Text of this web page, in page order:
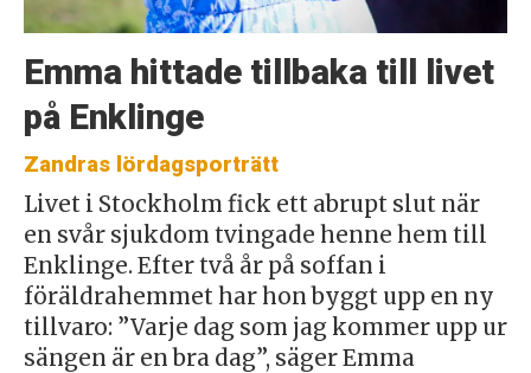
Emma hittade tillbaka till livet
på Enklinge
Zandras lördagsporträtt
Livet i Stockholm fick ett abrupt slut när
en svår sjukdom tvingade henne hem till
Enklinge. Efter två år på soffan i
föräldrahemmet har hon byggt upp en ny
tillvaro: ”Varje dag som jag kommer upp ur
sängen är en bra dag”, säger Emma